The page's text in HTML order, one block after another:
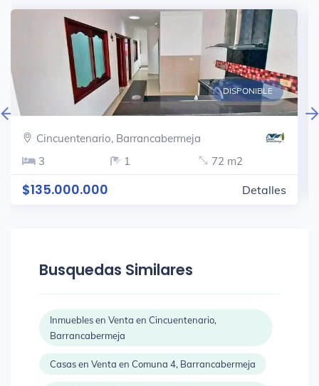
DISPONIBLE
Cincuentenario, Barrancabermeja
3
1 72 m2
$135.000.000 Detalles
Busquedas Similares
Inmuebles en Venta en Cincuentenario,
Barrancabermeja
Casas en Venta en Comuna 4, Barrancabermeja